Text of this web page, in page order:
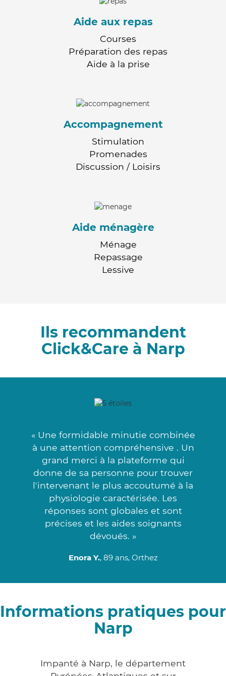
Aide aux repas
Courses
Préparation des repas
Aide à la prise
Accompagnement
Stimulation
Promenades
Discussion / Loisirs
Aide ménagère
Ménage
Repassage
Lessive
Ils recommandent
Click&Care à Narp
« Une formidable minutie combinée
à une attention compréhensive . Un
grand merci à la plateforme qui
donne de sa personne pour trouver
l'intervenant le plus accoutumé à la
physiologie caractérisée. Les
réponses sont globales et sont
précises et les aides soignants
dévoués. »
Enora Y., 89 ans, Orthez
Informations pratiques pour
Narp
Impanté à Narp, le département